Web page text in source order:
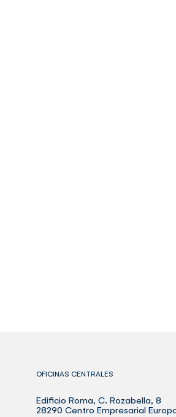
OFICINAS CENTRALES
Edificio Roma, C. Rozabella, 8
28290 Centro Empresarial